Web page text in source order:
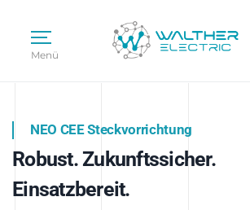
Menü
Intelligente
NEO CEE Steckvorrichtung
Robust. Zukunftssicher.
Einsatzbereit.
Intelligenz trifft Energie.